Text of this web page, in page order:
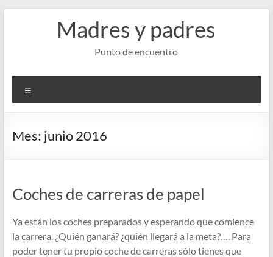
Madres y padres
Punto de encuentro
Mes: junio 2016
Coches de carreras de papel
Ya están los coches preparados y esperando que comience
la carrera. ¿Quién ganará? ¿quién llegará a la meta?…. Para
poder tener tu propio coche de carreras sólo tienes que